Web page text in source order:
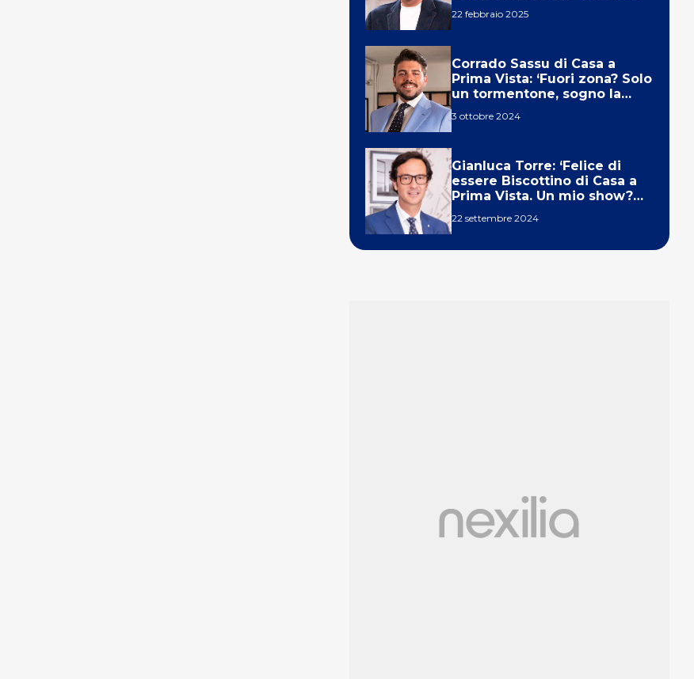
22 febbraio 2025
Corrado Sassu di Casa a
Prima Vista: ‘Fuori zona? Solo
un tormentone, sogno la
3 ottobre 2024
Gianluca Torre: ‘Felice di
essere Biscottino di Casa a
Prima Vista. Un mio show?
22 settembre 2024